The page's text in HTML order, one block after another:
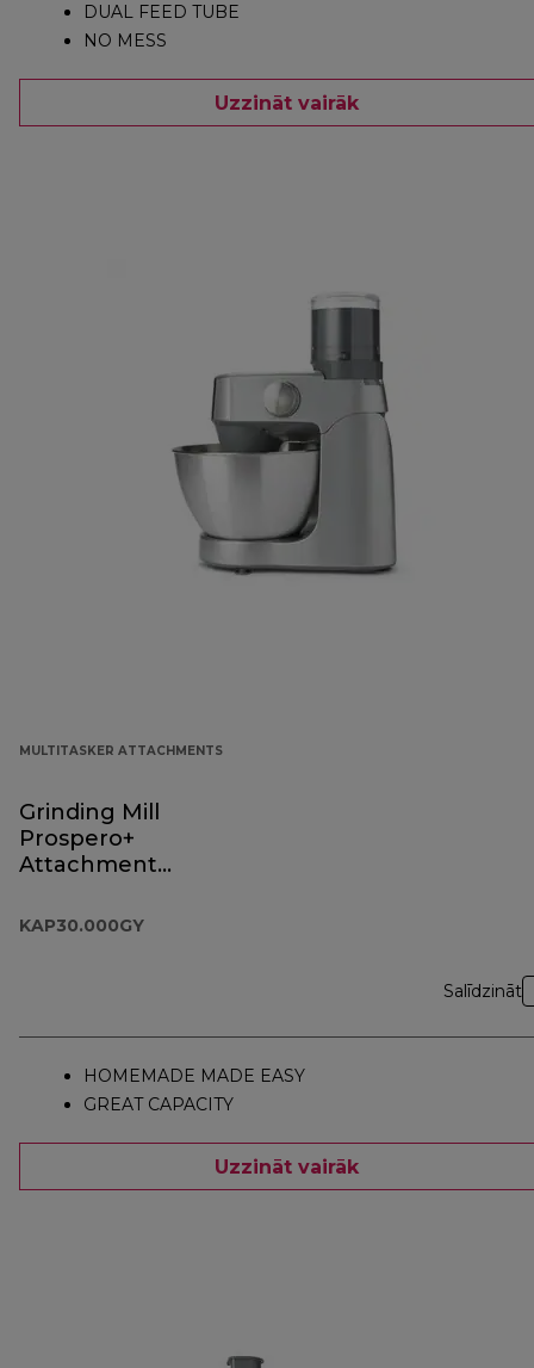
DUAL FEED TUBE
NO MESS
Uzzināt vairāk
MULTITASKER ATTACHMENTS
Grinding Mill
Prospero+
Attachment
KAP30.000GY
Salīdzināt
HOMEMADE MADE EASY
GREAT CAPACITY
Uzzināt vairāk